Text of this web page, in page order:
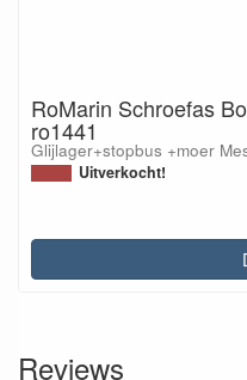
RoMarin Schroefas
ro1441
Glijlager+stopbus +moer
Uitverkocht!
Reviews